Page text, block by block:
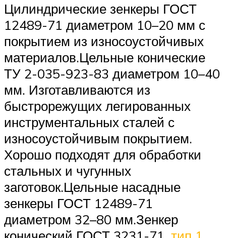
Цилиндрические зенкеры ГОСТ
12489-71 диаметром 10–20 мм с
покрытием из износоустойчивых
материалов.Цельные конические
ТУ 2-035-923-83 диаметром 10–40
мм. Изготавливаются из
быстрорежущих легированных
инструментальных сталей с
износоустойчивым покрытием.
Хорошо подходят для обработки
стальных и чугунных
заготовок.Цельные насадные
зенкеры ГОСТ 12489-71
диаметром 32–80 мм.Зенкер